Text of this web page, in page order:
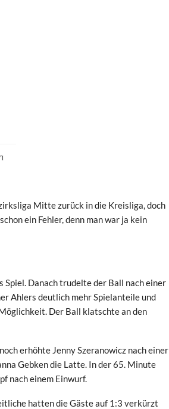
Mitte zurück in die Kreisliga, doch
ein Fehler, denn man war ja kein
Danach trudelte der Ball nach einer
Ahlers deutlich mehr Spielanteile und
Der Ball klatschte an den
erhöhte Jenny Szeranowicz nach einer
Gebken die Latte. In der 65. Minute
nach einem Einwurf.
hatten die Gäste auf 1:3 verkürzt